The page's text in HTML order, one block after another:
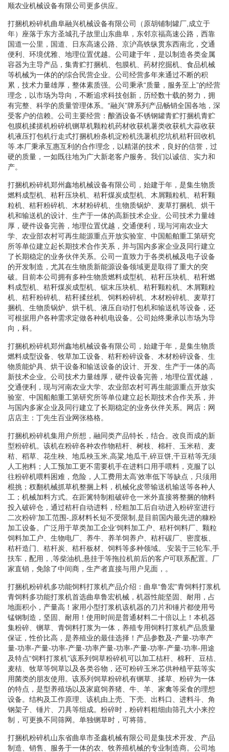
顺农业机械设备有限公司更多供应。
打捆机粉碎机曲阜融兴机械设备有限公司（原胡铺制罐厂,成立于
年）座落于东方圣城孔子故里山东曲阜，东邻京福高速公路，西靠
国道一公里，国道、日东高速公路、京沪高铁纵贯东西南北，交通
便利、环境优雅、地理位置优越。公司建于年，是以制造各类金属
容器为主导产品，集青贮打捆机、包膜机、药材挖掘机、食品机械
等机械为一体的的综合民营企业。公司经营多年来通过不断的积
累，技术力量雄厚，整体素质强。公司秉承“质量，服务至上”的经营
理念，以市场为导向，不断追求科技创新，历经数十载的努力，拥
有完整、科学的质量管理体系。“融兴”牌系列产品畅销全国各地，深
受客户的信赖。公司主要经营：酿酒设备不锈钢罐青贮打捆机青贮
包膜机揉搓机粉碎机铡草机颗粒机药材收获机薯类收获机大蒜收获
机液压打包机行走式打捆机粉条机淀粉机洗薯机挖坑机秸秆回收机
等.本厂秉承互惠互利的合作理念，以精湛的技术，良好的信誉，过
硬的质量，一如既往地为广大新老客户服务。我们以诚信、实力和
产。
打捆机粉碎机郑州鑫地机械设备有限公司，始建于年，是集生物质
燃料成型机、秸秆压块机、秸秆煤炭成型机、木屑颗粒机、秸秆颗
粒机、秸秆粉碎机、木材粉碎机、生物质锅炉、麦草打捆机、烘干
机和输送机的设计、生产于一体的高新技术企业。公司技术力量雄
厚，硬件设备完善，地理位置优越，交通便利，现与河南农业大
学、农业部农村可再生能源重点开放实验室、中国船舶重工第研究
所等单位建立起长期技术合作关系，并与国内多家企业及同行建立
了长期稳定的业务伙伴关系。公司一直致力于各类机械及电子设备
的开发制造，尤其在生物质新能源设备领域更是取得了重大的突
破。目前本公司拥有多种生物质燃料成型机、秸秆压块机、秸秆燃
料成型机、秸秆煤炭成型机、锯末压块机、秸秆颗粒机、木屑颗粒
机、秸秆粉碎机、秸秆揉丝机、饲料粉碎机、木材粉碎机、麦草打
捆机、生物质锅炉、烘干机、液压自动打包机和输送机等设备，还
可根据用户各种需求定做各种机电设备。公司始终秉承以市场为导
向，科。
打捆机粉碎机郑州鑫地机械设备有限公司，始建于年，是集生物质
燃料成型设备、牧草加工设备、秸秆粉碎设备、木材粉碎设备、生
物质能炉具、烘干设备和输送设备的设计、开发、生产于一体的高
新技术企业。公司技术力量雄厚，硬件设备完善，地理位置优越，
交通便利，现与河南农业大学、农业部农村可再生能源重点开放实
验室、中国船舶重工第研究所等单位建立起长期技术合作关系，并
与国内多家企业及同行建立了长期稳定的业务伙伴关系。网店：网
店店主：丁先生百业网张格格。
打捆机粉碎机集用户所想，融同类产品特长，结合。改良而成的新
型粉碎机。该机在粉碎各种农作物秸杆、树枝、棉杆、玉米秸、麦
秸、稻草、花生秧、地瓜秧玉米,高粱,地瓜干,碎豆饼,干豆秸等无须
人工抱料；人工预加工更不需要机手在进料口用手喂料，克服了以
往粉碎机喂料困难，危险，人工费用太高’效率低下等缺点，只须用
棍挑；杈翻机械抓草机整捆上料，机械化皮带输送机输送等各种人
工；机械加料方式。在距篱特制粗破碎仓一米外直接将整捆的物料
投入破碎仓，通过秸杆自动进料，经粗加工后自动进入粉碎室进行
二次粉碎‘加工范围-,原材料长短不受限制,是目前国内最先进的糠粉
加工设备。广泛用于草类加工企业’饲料加工户、秸杆饲料厂、颗粒
饲料加工户、生物电厂、养牛、养羊饲养户、秸杆碳厂、密度板、
秸杆造门、秸杆炭、秸杆板材、饲料等多种领域。.安装于三轮车,手
扶车，配用，,等柴油机,悬挂于等拖拉机前后的客户可联系配置。厂
家直销，免除了中间商，生产者直接与用户见面，。
打捆机粉碎机多功能饲料打浆机产品介绍：曲阜“鲁宏”青饲料打浆机
青饲料多功能打浆机首选曲阜鲁宏机械，机器性能坚固、耐用，占
地面积小，产量高！家用小型打浆机该机器的刀片和锤片都使用号
锰钢制造，坚固、耐用！使用时间是普通材料二十倍以上！本机器
集粉碎、铡草、青饲料打浆为一体，养殖专用饲料打浆机产品质量
保证，性价比高，是养殖业的最佳选择！产品参数及-产量-功率产
量-功率-产量-功率-产量-功率产量-功率-产量-功率-产量-功率-用途
及特点“饲料打浆机”该系列饲草粉碎机可以加工桔杆、棉秆、豆桔、
麦桔、牧草等饲草以及各类谷物，还可粉碎玉米芯供种植平菇等实
用菌类的朋友使用。该系列饲草粉碎机有铡草、揉草、粉碎为一体
的特点，是型养殖场以及家庭饲养猪、牛、羊、家禽等采食的理想
设备。结构及工作原理、该机由上壳、下壳、出料口、进料斗、角
钢架子、锤片、刀具等组成。粉碎时，粉碎料粗细由筛孔大小来控
制，可更换不同筛网。单独铡草时，可将筛。
打捆机粉碎机山东省曲阜市圣鑫机械有限公司是集技术开发、产品
制造、销售、服务于一体的农、牧养殖机械的专业制造商。公司地